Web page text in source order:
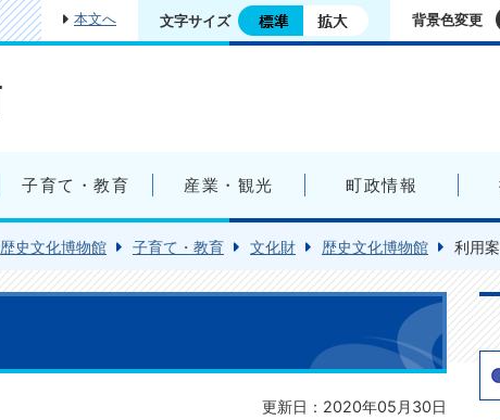
本文へ 文字サイズ 背景色変更
子育て・教育 産業・観光 町政情報
歴史文化博物館 子育て・教育 文化財 歴史文化博物館 利用
更新日：2020年05月30日